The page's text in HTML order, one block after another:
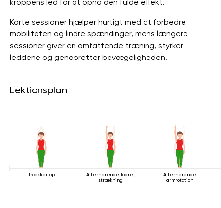
kroppens led for at opnå den fulde effekt.
Korte sessioner hjælper hurtigt med at forbedre
mobiliteten og lindre spændinger, mens længere
sessioner giver en omfattende træning, styrker
leddene og genopretter bevægeligheden.
Lektionsplan
Trækker op
Alternerende lodret
strækning
Alternerende
armrotation